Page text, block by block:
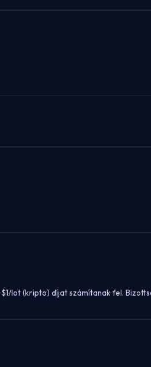
lot (kripto) díjat számítanak fel.